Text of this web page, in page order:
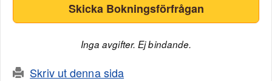
Skicka Bokningsförfrågan
Inga avgifter. Ej bindande.
Skriv ut denna sida